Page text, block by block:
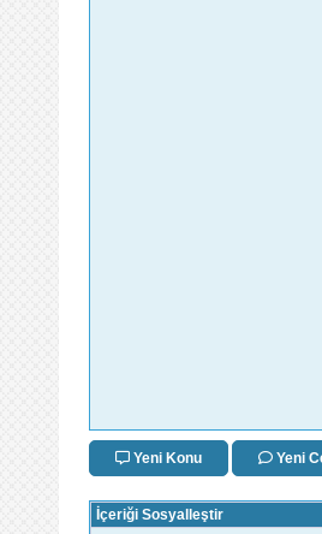
Yeni Konu Yeni
İçeriği Sosyalleştir